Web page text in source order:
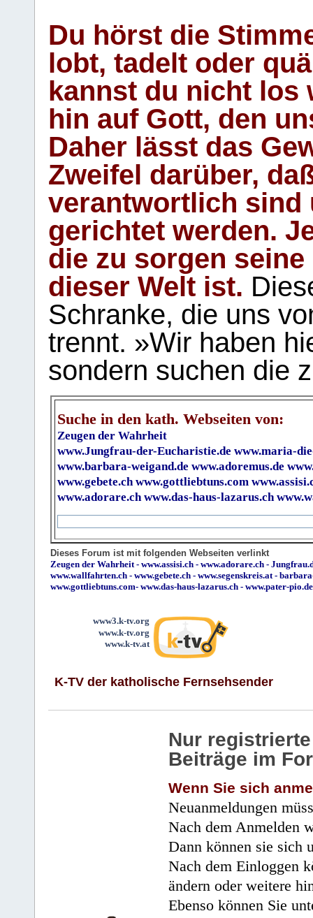
Du hörst die
lobt, tadelt oder
kannst du nicht los
hin auf Gott, den
Daher lässt das
Zweifel darüber,
verantwortlich sind
gerichtet werden.
die zu sorgen
dieser Welt ist.
Schranke, die uns
trennt. »Wir haben
sondern suchen die
Suche in den kath. Webseiten von:
Zeugen der Wahrheit
www.Jungfrau-der-Eucharistie.de www.maria-
www.barbara-weigand.de www.adoremus.de
www.gebete.ch www.gottliebtuns.com
www.adorare.ch www.das-haus-lazarus.ch
Dieses Forum ist mit folgenden Webseiten verlinkt
Zeugen der Wahrheit- www.assisi.ch - www.adorare.ch -
www.wallfahrten.ch - www.gebete.ch - www.segenskreis.at-
www.gottliebtuns.com- www.das-haus-lazarus.ch - www.pater-pio.de
www3.k-tv.org
www.k-tv.org
www.k-tv.at
K-TV der katholische Fernsehsender
Nur
Beiträge im
Wenn Sie sich
Neuanmeldungen
Nach dem Anmelden
Dann können sie sich
Nach dem Einloggen
ändern oder weitere
Ebenso können Sie